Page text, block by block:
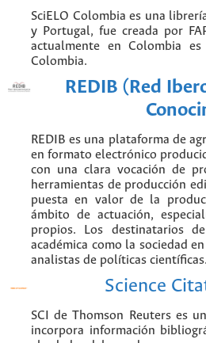
SciELO Colombia es una
y Portugal, fue creada por
actualmente en Colombia
Colombia.
REDIB (Red
REDIB es una plataforma de
en formato electrónico
con una clara vocación de
herramientas de producción
puesta en valor de la
ámbito de actuación,
propios. Los destinatarios
académica como la sociedad
analistas de políticas científicas.
Science
SCI de Thomson Reuters es
incorpora información